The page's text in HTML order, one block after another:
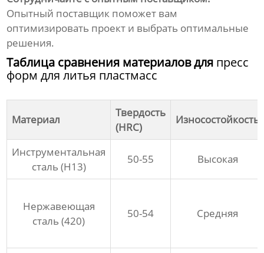
Опытный поставщик поможет вам
оптимизировать проект и выбрать оптимальные
решения.
Таблица сравнения материалов для пресс
форм для литья пластмасс
Материал
Твердость
(HRC)
Износостойкость
Инструментальная
сталь (H13)
50-55 Высокая
Нержавеющая
сталь (420)
50-54 Средняя